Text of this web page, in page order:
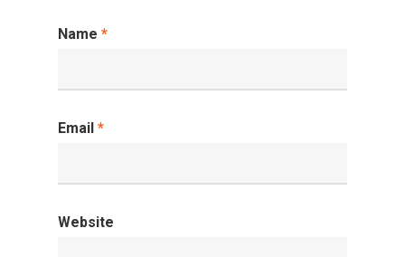
Name *
Email *
Website